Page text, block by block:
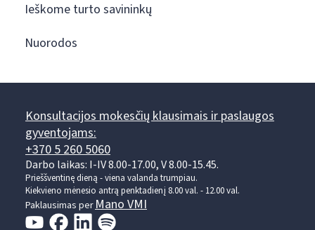
Ieškome turto savininkų
Nuorodos
Konsultacijos mokesčių klausimais ir paslaugos
gyventojams:
+370 5 260 5060
Darbo laikas: I-IV 8.00-17.00, V 8.00-15.45.
Prieššventinę dieną - viena valanda trumpiau.
Kiekvieno mėnesio antrą penktadienį 8.00 val. - 12.00 val.
Paklausimas perMano VMI